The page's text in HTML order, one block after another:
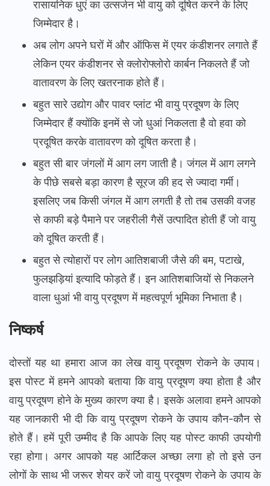
रासायनिक धुएं का उत्सर्जन भी वायु को दूषित करने के लिए
जिम्मेदार है।
अब लोग अपने घरों में और ऑफिस में एयर कंडीशनर लगाते हैं
लेकिन एयर कंडीशनर से क्लोरोफ्लोरो कार्बन निकलते हैं जो
वातावरण के लिए खतरनाक होते हैं।
बहुत सारे उद्योग और पावर प्लांट भी वायु प्रदूषण के लिए
जिम्मेदार हैं क्योंकि इनमें से जो धुआं निकलता है वो हवा को
प्रदूषित करके वातावरण को दूषित करता है।
बहुत सी बार जंगलों में आग लग जाती है। जंगल में आग लगने
के पीछे सबसे बड़ा कारण है सूरज की हद से ज्यादा गर्मी।
इसलिए जब किसी जंगल में आग लगती है तो तब उसकी वजह
से काफी बड़े पैमाने पर जहरीली गैसें उत्पादित होती हैं जो वायु
को दूषित करती हैं।
बहुत से त्योहारों पर लोग आतिशबाजी जैसे की बम, पटाखे,
फुलझड़ियां इत्यादि फोड़ते हैं। इन आतिशबाजियों से निकलने
वाला धुआं भी वायु प्रदूषण में महत्वपूर्ण भूमिका निभाता है।
निष्कर्ष
दोस्तों यह था हमारा आज का लेख वायु प्रदूषण रोकने के उपाय।
इस पोस्ट में हमने आपको बताया कि वायु प्रदूषण क्या होता है और
वायु प्रदूषण होने के मुख्य कारण क्या है। इसके अलावा हमने आपको
यह जानकारी भी दी कि वायु प्रदूषण रोकने के उपाय कौन-कौन से
होते हैं। हमें पूरी उम्मीद है कि आपके लिए यह पोस्ट काफी उपयोगी
रहा होगा। अगर आपको यह आर्टिकल अच्छा लगा हो तो इसे उन
लोगों के साथ भी जरूर शेयर करें जो वायु प्रदूषण रोकने के उपाय के